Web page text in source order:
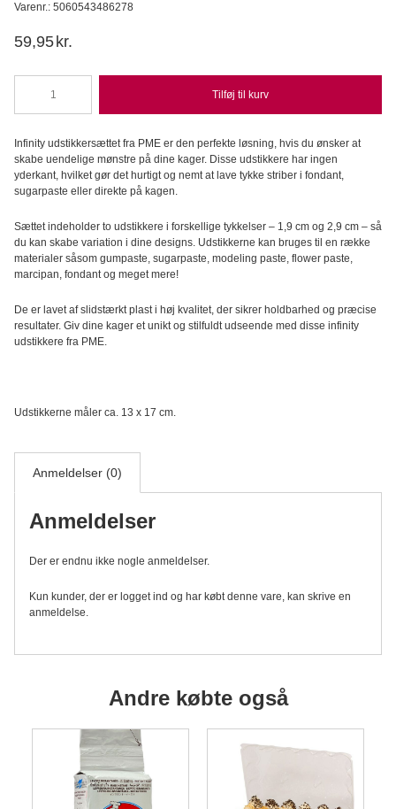
Varenr.: 5060543486278
59,95 kr.
Infinity
Store
Striber
2
stk.
Tilføj til kurv
Infinity udstikkersættet fra PME er den perfekte løsning, hvis du ønsker at
skabe uendelige mønstre på dine kager. Disse udstikkere har ingen
yderkant, hvilket gør det hurtigt og nemt at lave tykke striber i fondant,
sugarpaste eller direkte på kagen.
Sættet indeholder to udstikkere i forskellige tykkelser – 1,9 cm og 2,9 cm – så
du kan skabe variation i dine designs. Udstikkerne kan bruges til en række
materialer såsom gumpaste, sugarpaste, modeling paste, flower paste,
marcipan, fondant og meget mere!
De er lavet af slidstærkt plast i høj kvalitet, der sikrer holdbarhed og præcise
resultater. Giv dine kager et unikt og stilfuldt udseende med disse infinity
udstikkere fra PME.
Udstikkerne måler ca. 13 x 17 cm.
Anmeldelser (0)
Anmeldelser
Der er endnu ikke nogle anmeldelser.
Kun kunder, der er logget ind og har købt denne vare, kan skrive en
anmeldelse.
Andre købte også